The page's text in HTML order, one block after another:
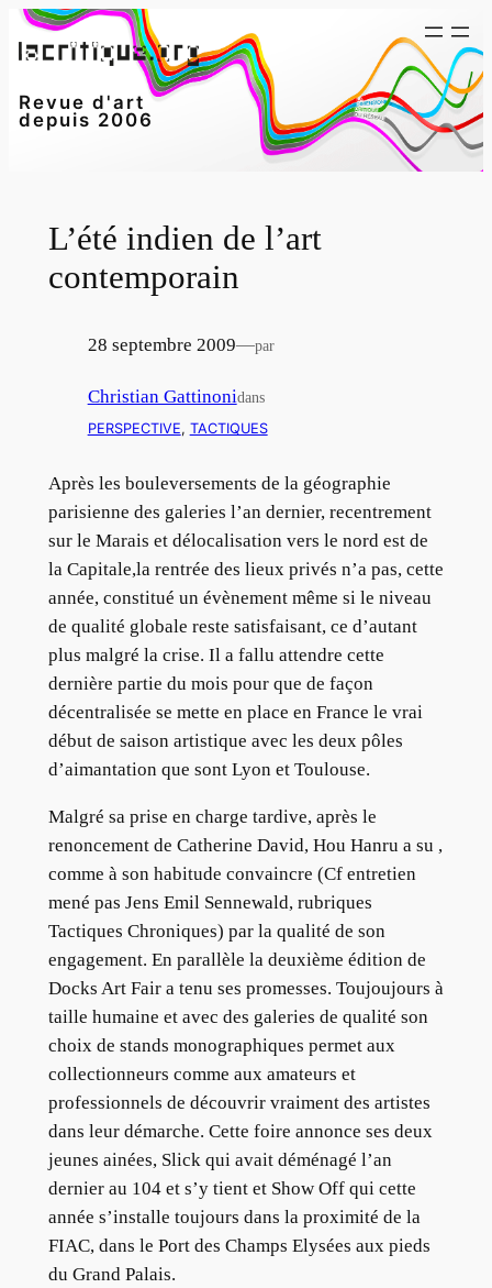
Aller
au
Revue d'art
depuis 2006
L’été indien de l’art
contemporain
28 septembre 2009—par
Christian Gattinonidans
PERSPECTIVE, TACTIQUES
Après les bouleversements de la géographie
parisienne des galeries l’an dernier, recentrement
sur le Marais et délocalisation vers le nord est de
la Capitale,la rentrée des lieux privés n’a pas, cette
année, constitué un évènement même si le niveau
de qualité globale reste satisfaisant, ce d’autant
plus malgré la crise. Il a fallu attendre cette
dernière partie du mois pour que de façon
décentralisée se mette en place en France le vrai
début de saison artistique avec les deux pôles
d’aimantation que sont Lyon et Toulouse.
Malgré sa prise en charge tardive, après le
renoncement de Catherine David, Hou Hanru a su ,
comme à son habitude convaincre (Cf entretien
mené pas Jens Emil Sennewald, rubriques
Tactiques Chroniques) par la qualité de son
engagement. En parallèle la deuxième édition de
Docks Art Fair a tenu ses promesses. Toujoujours à
taille humaine et avec des galeries de qualité son
choix de stands monographiques permet aux
collectionneurs comme aux amateurs et
professionnels de découvrir vraiment des artistes
dans leur démarche. Cette foire annonce ses deux
jeunes ainées, Slick qui avait déménagé l’an
dernier au 104 et s’y tient et Show Off qui cette
année s’installe toujours dans la proximité de la
FIAC, dans le Port des Champs Elysées aux pieds
du Grand Palais.